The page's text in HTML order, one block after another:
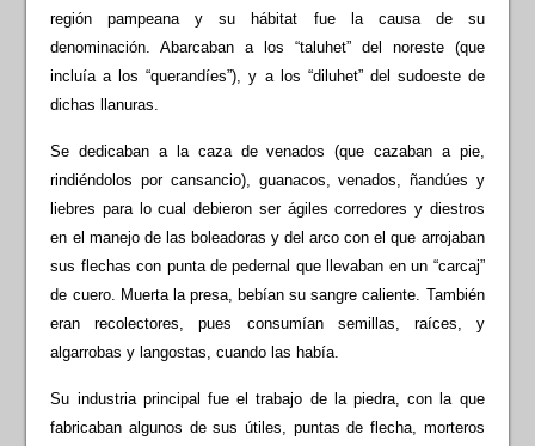
región pampeana y su hábitat fue la causa de su
denominación. Abarcaban a los “taluhet” del noreste (que
incluía a los “querandíes”), y a los “diluhet” del sudoeste de
dichas llanuras.
Se dedicaban a la caza de venados (que cazaban a pie,
rindiéndolos por cansancio), guanacos, venados, ñandúes y
liebres para lo cual debieron ser ágiles corredores y diestros
en el manejo de las boleadoras y del arco con el que arrojaban
sus flechas con punta de pedernal que llevaban en un “carcaj”
de cuero. Muerta la presa, bebían su sangre caliente. También
eran recolectores, pues consumían semillas, raíces, y
algarrobas y langostas, cuando las había.
Su industria principal fue el trabajo de la piedra, con la que
fabricaban algunos de sus útiles, puntas de flecha, morteros